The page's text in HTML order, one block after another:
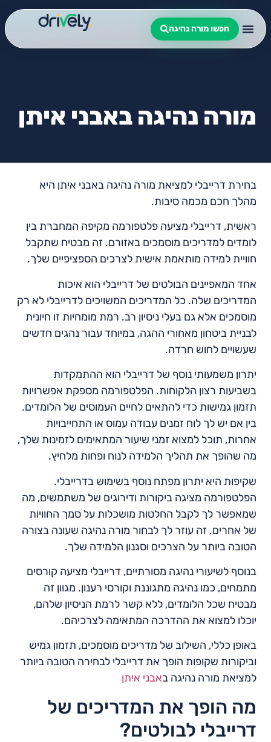
חפשו מורה נהיגה
מורה נהיגה באבני איתן
בחירת דרייבלי למציאת מורה נהיגה באבני איתן היא
מהלך חכם מכמה סיבות.
ראשית, דרייבלי מציעה פלטפורמה מקיפה המחברת בין
לומדים למדריכים מוסמכים באזורם. זה מבטיח שתקבל
חוויית למידה מותאמת אישית לצרכים הספציפיים שלך.
אחד המאפיינים הבולטים של דרייבלי הוא איכות
המדריכים שלה. כל המדריכים המשויכים לדרייבלי לא רק
מוסמכים אלא גם בעלי ניסיון רב. רמת מומחיות זו חיונית
לבניית ביטחון מאחורי ההגה, במיוחד עבור נהגים חדשים
שעשויים לחוש חרדה.
יתרון משמעותי נוסף של דרייבלי הוא ההתמקדות
בשביעות רצון הלקוחות. הפלטפורמה מספקת אפשרויות
תזמון גמישות כדי להתאים לחיים העמוסים של הלומדים.
בין אם יש לך לוח זמנים עבודה עמוס או התחייבויות
אחרות, תוכל למצוא זמני שיעור המתאימים לזמינות שלך,
מה שהופך את תהליך הלמידה לנוח ופחות מלחיץ.
שקיפות היא יתרון מפתח נוסף בשימוש בדרייבלי.
הפלטפורמה מציגה ביקורות ודירוגים של משתמשים, מה
שמאפשר לך לקבל החלטות מושכלות על סמך החוויות
של אחרים. זה עוזר לך לבחור מורה נהיגה שעונה בצורה
הטובה ביותר על הצרכים וסגנון הלמידה שלך.
בנוסף לשיעורי נהיגה מסורתיים, דרייבלי מציעה קורסים
מתמחים, כמו נהיגה מתגוננת וקורסי רענון. מגוון זה
מבטיח שכל הלומדים, ללא קשר לרמת הניסיון שלהם,
יוכלו למצוא את ההדרכה המתאימה לצרכיהם.
באופן כללי, השילוב של מדריכים מוסמכים, תזמון גמיש
וביקורות שקופות הופך את דרייבלי לבחירה הטובה ביותר
למציאת מורה נהיגה באבני איתן
מה הופך את המדריכים של
דרייבלי לבולטים?